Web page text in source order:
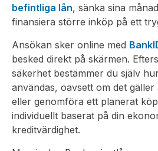
befintliga lån, sänka sina
finansiera större inköp på ett
Ansökan sker online med
besked direkt på skärmen.
säkerhet bestämmer du själv
användas, oavsett om det
eller genomföra ett planerat
individuellt baserat på din
kreditvärdighet.